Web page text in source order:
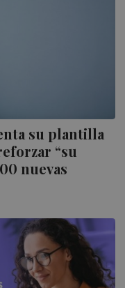
su plantilla
“su
nuevas